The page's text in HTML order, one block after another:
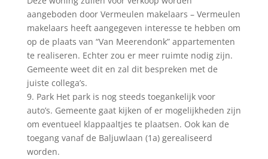
aangeboden door Vermeulen makelaars – Vermeulen
makelaars heeft aangegeven interesse te hebben om
op de plaats van “Van Meerendonk” appartementen
te realiseren. Echter zou er meer ruimte nodig zijn.
Gemeente weet dit en zal dit bespreken met de
juiste collega’s.
9. Park Het park is nog steeds toegankelijk voor
auto’s. Gemeente gaat kijken of er mogelijkheden zijn
om eventueel klappaaltjes te plaatsen. Ook kan de
toegang vanaf de Baljuwlaan (1a) gerealiseerd
worden.